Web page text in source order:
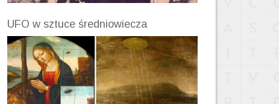
UFO w sztuce średniowiecza